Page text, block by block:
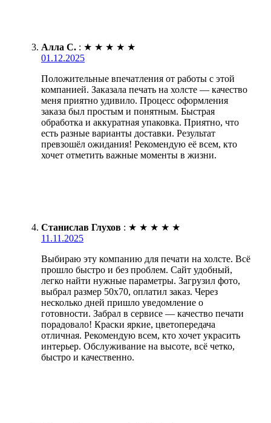
Алла С. : ★ ★ ★ ★ ★
01.12.2025
Положительные впечатления от работы с этой
компанией. Заказала печать на холсте — качество
меня приятно удивило. Процесс оформления
заказа был простым и понятным. Быстрая
обработка и аккуратная упаковка. Приятно, что
есть разные варианты доставки. Результат
превзошёл ожидания! Рекомендую её всем, кто
хочет отметить важные моменты в жизни.
Станислав Глухов : ★ ★ ★ ★ ★
11.11.2025
Выбираю эту компанию для печати на холсте. Всё
прошло быстро и без проблем. Сайт удобный,
легко найти нужные параметры. Загрузил фото,
выбрал размер 50х70, оплатил заказ. Через
несколько дней пришло уведомление о
готовности. Забрал в сервисе — качество печати
порадовало! Краски яркие, цветопередача
отличная. Рекомендую всем, кто хочет украсить
интерьер. Обслуживание на высоте, всё четко,
быстро и качественно.